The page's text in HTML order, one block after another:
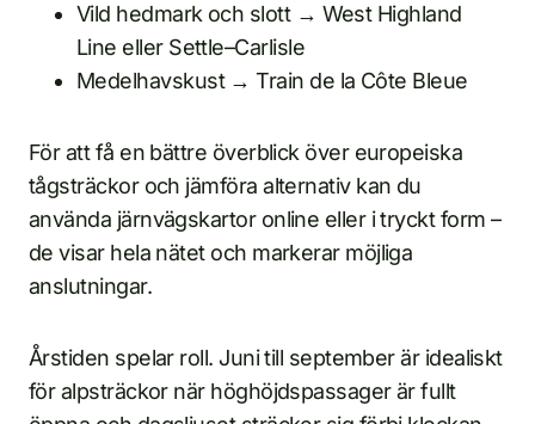
Vild hedmark och slott → West Highland
Line eller Settle–Carlisle
Medelhavskust → Train de la Côte Bleue
För att få en bättre överblick över europeiska
tågsträckor och jämföra alternativ kan du
använda järnvägskartor online eller i tryckt form –
de visar hela nätet och markerar möjliga
anslutningar.
Årstiden spelar roll. Juni till september är idealiskt
för alpsträckor när höghöjdspassager är fullt